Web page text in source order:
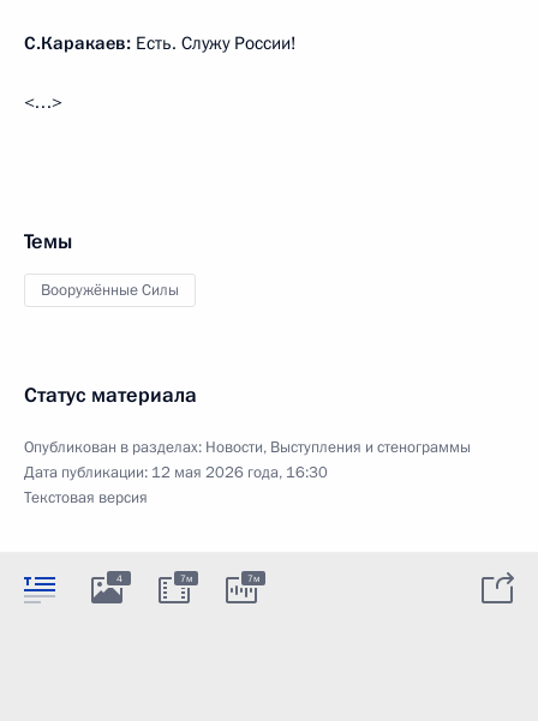
С.Каракаев: Есть. Служу России!
<…>
Темы
Вооружённые Силы
Статус материала
Опубликован в разделах: Новости, Выступления и стенограммы
Дата публикации: 12 мая 2026 года, 16:30
Текстовая версия
4 7м 7м